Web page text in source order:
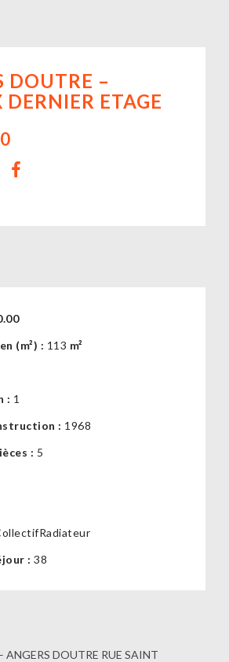
DOUTRE –
DERNIER ETAGE
(m²) : 113 m²
: 1
: 1968
: 5
: 38
ANGERS DOUTRE RUE SAINT